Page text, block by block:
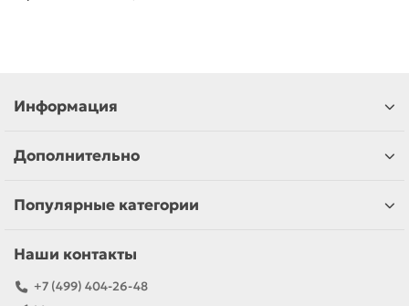
Информация
Дополнительно
Популярные категории
Наши контакты
+7 (499) 404-26-48